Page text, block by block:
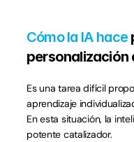
Cómo la IA hace
personalización
Es una tarea difícil
aprendizaje
En esta situación, la
potente catalizador.